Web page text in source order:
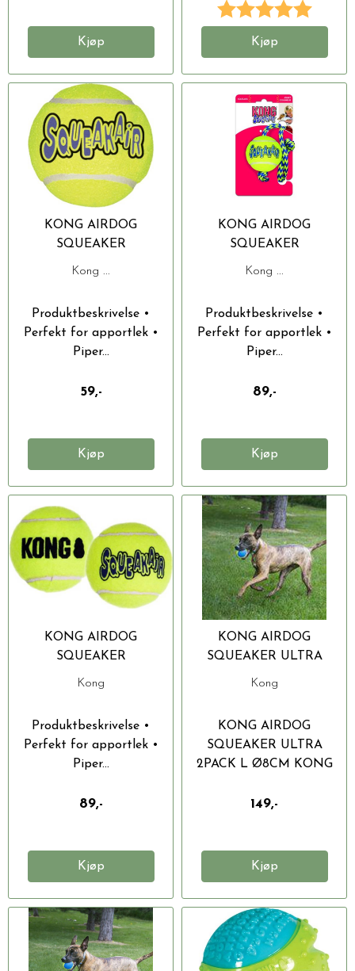
Kjøp
Karakter: 5.0 av
Kjøp
KONG AIRDOG
SQUEAKER
TENNISBALL L 8CM
Kong ...
Produktbeskrivelse •
Perfekt for apportlek •
Piper...
59,-
Kjøp
KONG AIRDOG
SQUEAKER
TENNISBALL M TAU
Kong ...
Produktbeskrivelse •
Perfekt for apportlek •
Piper...
89,-
Kjøp
KONG AIRDOG
SQUEAKER
TENNISBALL XL
Kong
Produktbeskrivelse •
Perfekt for apportlek •
Piper...
89,-
Kjøp
KONG AIRDOG
SQUEAKER ULTRA
2PACK L Ø8CM
Kong
KONG AIRDOG
SQUEAKER ULTRA
2PACK L Ø8CM KONG
149,-
Kjøp